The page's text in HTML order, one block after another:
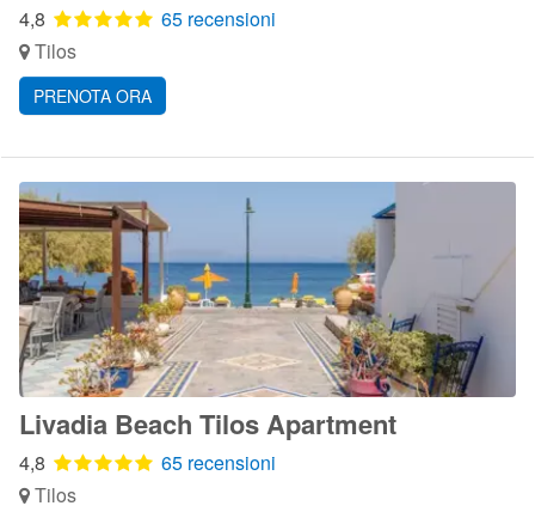
4,8
65 recensioni
Tilos
PRENOTA ORA
Livadia Beach Tilos Apartment
4,8
65 recensioni
Tilos